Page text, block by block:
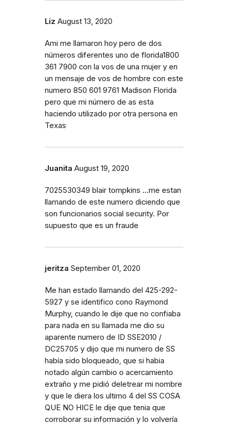
Liz August 13, 2020
Ami me llamaron hoy pero de dos
números diferentes uno de florida1800
361 7900 con la vos de una mujer y en
un mensaje de vos de hombre con este
numero 850 601 9761 Madison Florida
pero que mi número de as esta
haciendo utilizado por otra persona en
Texas
Juanita August 19, 2020
7025530349 blair tompkins ...me estan
llamando de este numero diciendo que
son funcionarios social security. Por
supuesto que es un fraude
jeritza September 01, 2020
Me han estado llamando del 425-292-
5927 y se identifico cono Raymond
Murphy, cuando le dije que no confiaba
para nada en su llamada me dio su
aparente numero de ID SSE2010 /
DC25705 y dijo que mi numero de SS
había sido bloqueado, que si habia
notado algún cambio o acercamiento
extraño y me pidió deletrear mi nombre
y que le diera los ultimo 4 del SS COSA
QUE NO HICE le dije que tenia que
corroborar su información y lo volvería